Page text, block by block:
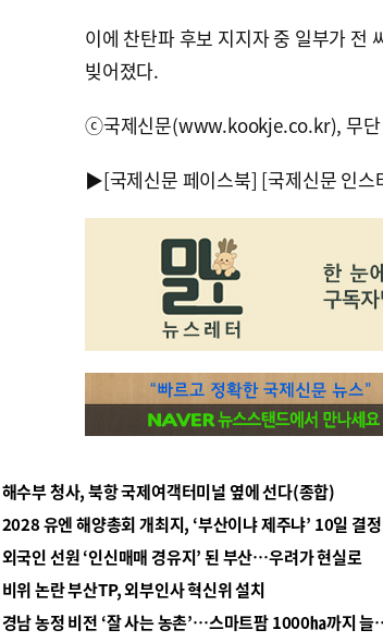
이에 찬탄파 후보 지지자 중 일부가 전
빚어졌다.
ⓒ국제신문(www.kookje.co.kr), 무단
▶[국제신문 페이스북] [국제신문 인스
수부 청사, 북항 국제여객터미널 옆에 선다(종합)
유엔 해양총회 개최지, ‘부산이냐 제주냐’ 10일 결정
국인 선원 ‘인신매매 경유지’ 된 부산…우려가 현실로
위 논란 부산TP, 외부인사 혁신위 설치
■ 경남 농정 비전 ‘